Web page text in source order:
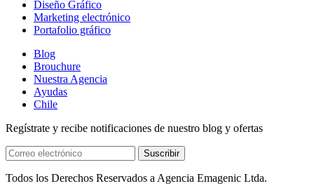
Diseño Gráfico
Marketing electrónico
Portafolio gráfico
Blog
Brouchure
Nuestra Agencia
Ayudas
Chile
Regístrate y recibe notificaciones de nuestro blog y ofertas
Suscribir
Todos los Derechos Reservados a Agencia Emagenic Ltda.